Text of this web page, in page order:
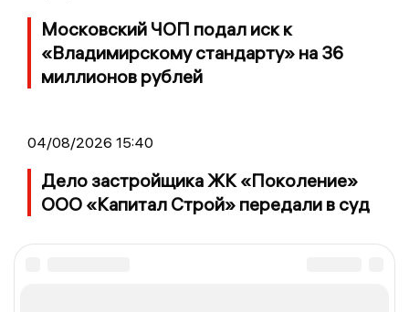
Московский ЧОП подал иск к
«Владимирскому стандарту» на 36
миллионов рублей
04/08/2026 15:40
Дело застройщика ЖК «Поколение»
ООО «Капитал Строй» передали в суд